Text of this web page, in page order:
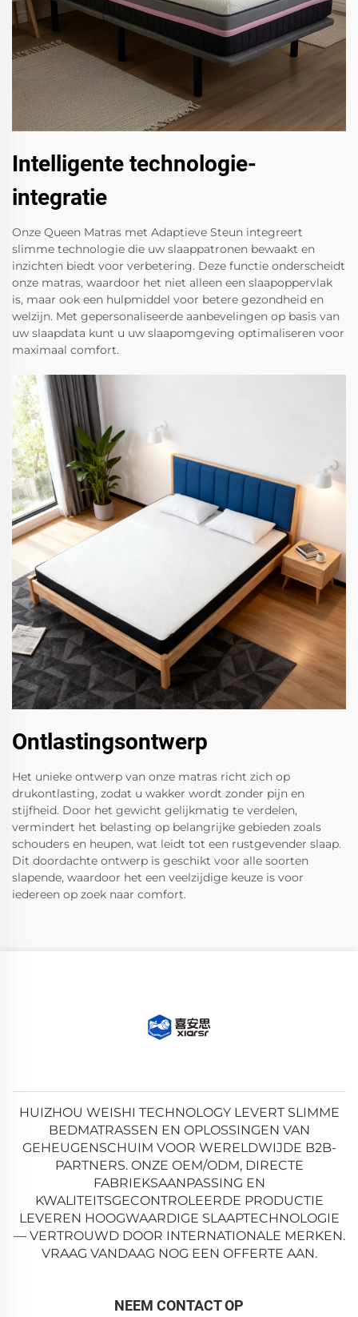
Intelligente technologie-
integratie
Onze Queen Matras met Adaptieve Steun integreert
slimme technologie die uw slaappatronen bewaakt en
inzichten biedt voor verbetering. Deze functie onderscheidt
onze matras, waardoor het niet alleen een slaapoppervlak
is, maar ook een hulpmiddel voor betere gezondheid en
welzijn. Met gepersonaliseerde aanbevelingen op basis van
uw slaapdata kunt u uw slaapomgeving optimaliseren voor
maximaal comfort.
Ontlastingsontwerp
Het unieke ontwerp van onze matras richt zich op
drukontlasting, zodat u wakker wordt zonder pijn en
stijfheid. Door het gewicht gelijkmatig te verdelen,
vermindert het belasting op belangrijke gebieden zoals
schouders en heupen, wat leidt tot een rustgevender slaap.
Dit doordachte ontwerp is geschikt voor alle soorten
slapende, waardoor het een veelzijdige keuze is voor
iedereen op zoek naar comfort.
HUIZHOU WEISHI TECHNOLOGY LEVERT SLIMME
BEDMATRASSEN EN OPLOSSINGEN VAN
GEHEUGENSCHUIM VOOR WERELDWIJDE B2B-
PARTNERS. ONZE OEM/ODM, DIRECTE
FABRIEKSAANPASSING EN
KWALITEITSGECONTROLEERDE PRODUCTIE
LEVEREN HOOGWAARDIGE SLAAPTECHNOLOGIE
— VERTROUWD DOOR INTERNATIONALE MERKEN.
VRAAG VANDAAG NOG EEN OFFERTE AAN.
NEEM CONTACT OP